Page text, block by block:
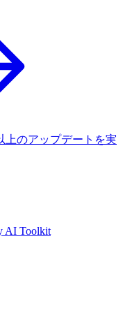
上のアップデートを実
AI Toolkit